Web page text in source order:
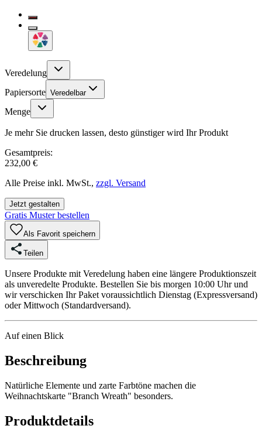
Veredelung
Papiersorte Veredelbar
Menge
Je mehr Sie drucken lassen, desto günstiger wird Ihr Produkt
Gesamtpreis:
232,00 €
Alle Preise inkl. MwSt., zzgl. Versand
Jetzt gestalten
Gratis Muster bestellen
Als Favorit speichern
Teilen
Unsere Produkte mit Veredelung haben eine längere Produktionszeit
als unveredelte Produkte. Bestellen Sie bis morgen 10:00 Uhr und
wir verschicken Ihr Paket voraussichtlich Dienstag (Expressversand)
oder Mittwoch (Standardversand).
Auf einen Blick
Beschreibung
Natürliche Elemente und zarte Farbtöne machen die
Weihnachtskarte "Branch Wreath" besonders.
Produktdetails